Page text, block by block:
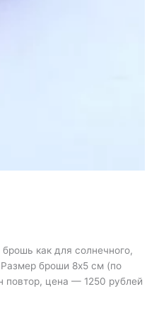
как для солнечного,
броши 8х5 см (по
повтор, цена — 1250 рублей